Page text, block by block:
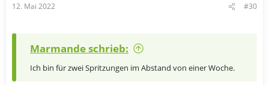
12. Mai 2022 #30
Marmande schrieb:
Ich bin für zwei Spritzungen im Abstand von einer Woche.